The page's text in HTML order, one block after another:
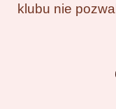
klubu nie